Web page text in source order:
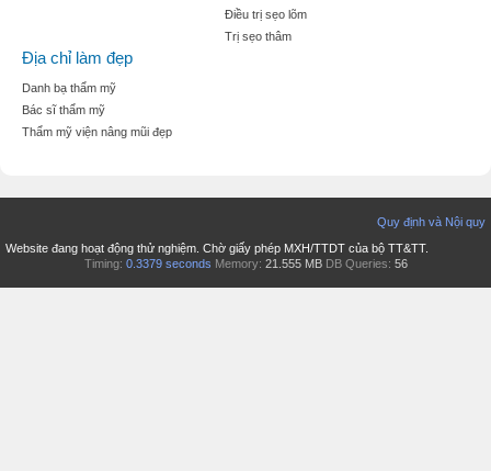
Điều trị sẹo lõm
Trị sẹo thâm
Địa chỉ làm đẹp
Danh bạ thẩm mỹ
Bác sĩ thẩm mỹ
Thẩm mỹ viện nâng mũi đẹp
Quy định và Nội quy
Website đang hoạt động thử nghiệm. Chờ giấy phép MXH/TTDT của bộ TT&TT.
Timing: 0.3379 seconds Memory: 21.555 MB DB Queries: 56